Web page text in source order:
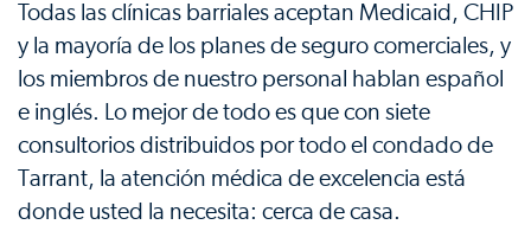
Todas las clínicas barriales aceptan Medicaid, CHIP
y la mayoría de los planes de seguro comerciales, y
los miembros de nuestro personal hablan español
e inglés. Lo mejor de todo es que con siete
consultorios distribuidos por todo el condado de
Tarrant, la atención médica de excelencia está
donde usted la necesita: cerca de casa.